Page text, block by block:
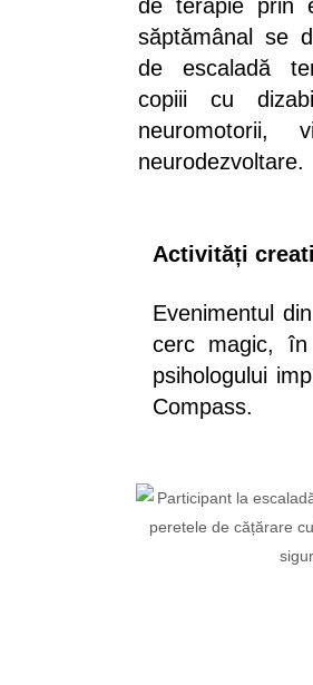
de terapie prin
săptămânal se
de escaladă
copiii cu
neuromotorii,
neurodezvoltare.
Activități
Evenimentul
cerc magic,
psihologului
Compass.